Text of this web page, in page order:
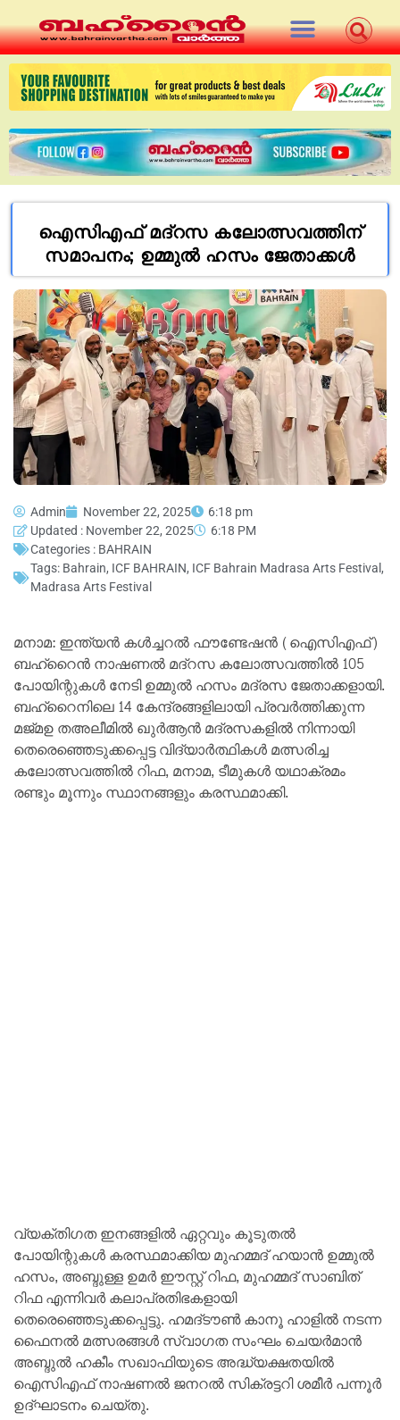
ഐസിഎഫ് മദ്‌റസ കലോത്സവത്തിന്
സമാപനം; ഉമ്മുല്‍ ഹസം ജേതാക്കള്‍
Admin November 22, 2025
6:18 pm
Updated : November 22, 2025
6:18 PM
Categories : BAHRAIN
Tags: Bahrain, ICF BAHRAIN, ICF Bahrain Madrasa Arts Festival ,
Madrasa Arts Festival
മനാമ: ഇന്ത്യന്‍ കള്‍ച്ചറല്‍ ഫൗണ്ടേഷന്‍ (ഐസിഎഫ്)
ബഹ്‌റൈന്‍ നാഷണല്‍ മദ്‌റസ കലോത്സവത്തില്‍ 105
പോയിന്റുകള്‍ നേടി ഉമ്മുല്‍ ഹസം മദ്രസ ജേതാക്കളായി.
ബഹ്‌റൈനിലെ 14 കേന്ദ്രങ്ങളിലായി പ്രവര്‍ത്തിക്കുന്ന
മജ്മഉ തഅലീമില്‍ ഖുര്‍ആന്‍ മദ്രസകളില്‍ നിന്നായി
തെരെഞ്ഞെടുക്കപ്പെട്ട വിദ്യാര്‍ത്ഥികള്‍ മത്സരിച്ച
കലോത്സവത്തില്‍ റിഫ, മനാമ, ടീമുകള്‍ യഥാക്രമം
രണ്ടും മൂന്നും സ്ഥാനങ്ങളും കരസ്ഥമാക്കി.
വ്യക്തിഗത ഇനങ്ങളില്‍ ഏറ്റവും കൂടുതല്‍
പോയിന്റുകള്‍ കരസ്ഥമാക്കിയ മുഹമ്മദ് ഹയാന്‍ ഉമ്മുല്‍
ഹസം, അബ്ദുള്ള ഉമര്‍ ഈസ്റ്റ് റിഫ, മുഹമ്മദ് സാബിത്
റിഫ എന്നിവര്‍ കലാപ്രതിഭകളായി
തെരെഞ്ഞെടുക്കപ്പെട്ടു. ഹമദ്ടൗണ്‍ കാനൂ ഹാളില്‍ നടന്ന
ഫൈനല്‍ മത്സരങ്ങള്‍ സ്വാഗത സംഘം ചെയര്‍മാന്‍
അബ്ദുല്‍ ഹകീം സഖാഫിയുടെ അദ്ധ്യക്ഷതയില്‍
ഐസിഎഫ് നാഷണല്‍ ജനറല്‍ സിക്രട്ടറി ശമീര്‍ പന്നൂര്‍
ഉദ്ഘാടനം ചെയ്തു.